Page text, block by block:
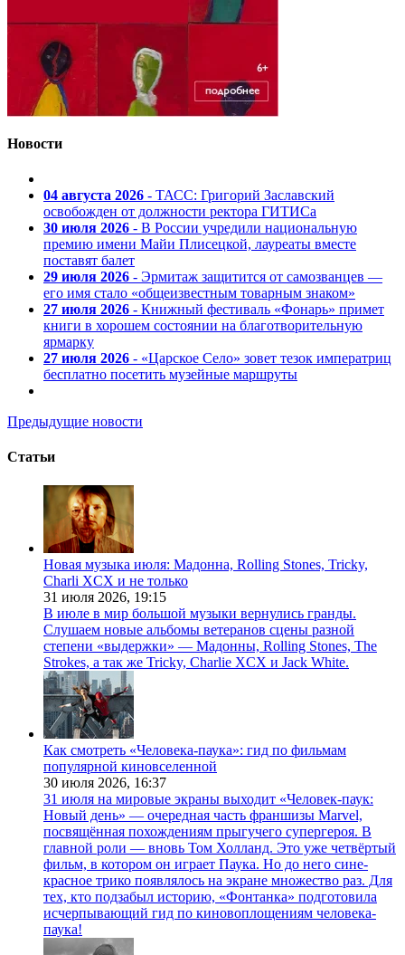
Новости
04 августа 2026 - ТАСС: Григорий Заславский
освобожден от должности ректора ГИТИСа
30 июля 2026 - В России учредили национальную
премию имени Майи Плисецкой, лауреаты вместе
поставят балет
29 июля 2026 - Эрмитаж защитится от самозванцев —
его имя стало «общеизвестным товарным знаком»
27 июля 2026 - Книжный фестиваль «Фонарь» примет
книги в хорошем состоянии на благотворительную
ярмарку
27 июля 2026 - «Царское Село» зовет тезок императриц
бесплатно посетить музейные маршруты
Предыдущие новости
Статьи
Новая музыка июля: Мадонна, Rolling Stones, Tricky,
Charli XCX и не только
31 июля 2026, 19:15
В июле в мир большой музыки вернулись гранды.
Слушаем новые альбомы ветеранов сцены разной
степени «выдержки» — Мадонны, Rolling Stones, The
Strokes, а так же Tricky, Charlie XCX и Jack White.
Как смотреть «Человека-паука»: гид по фильмам
популярной киновселенной
30 июля 2026, 16:37
31 июля на мировые экраны выходит «Человек-паук:
Новый день» — очередная часть франшизы Marvel,
посвящённая похождениям прыгучего супергероя. В
главной роли — вновь Том Холланд. Это уже четвёртый
фильм, в котором он играет Паука. Но до него сине-
красное трико появлялось на экране множество раз. Для
тех, кто подзабыл историю, «Фонтанка» подготовила
исчерпывающий гид по киновоплощениям человека-
паука!